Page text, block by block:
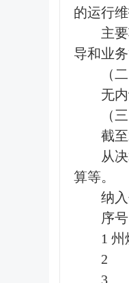
的运行
主
导和业
（
无
（
截
从
算等。
纳
序
1
2
3